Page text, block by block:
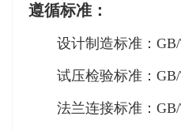
遵循标准：
设计制造标准：GB/T
试压检验标准：GB/
法兰连接标准：GB/T